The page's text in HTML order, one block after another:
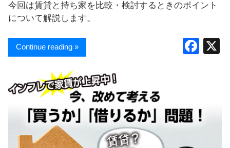
今回は賃貸と持ち家を比較・検討するときのポイント
について解説します。
F
b
o
Continue reading »